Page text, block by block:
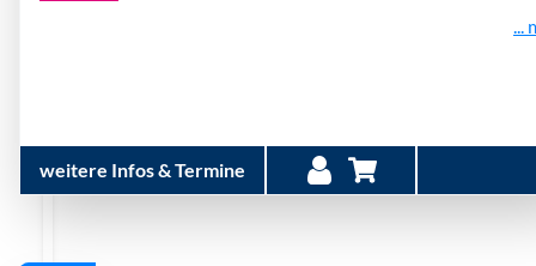
...
weitere Infos & Termine